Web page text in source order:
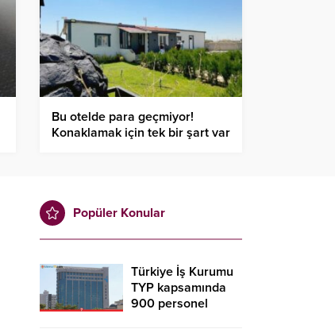
Bu otelde para geçmiyor!
Konaklamak için tek bir şart var
Popüler Konular
Türkiye İş Kurumu
TYP kapsamında
900 personel